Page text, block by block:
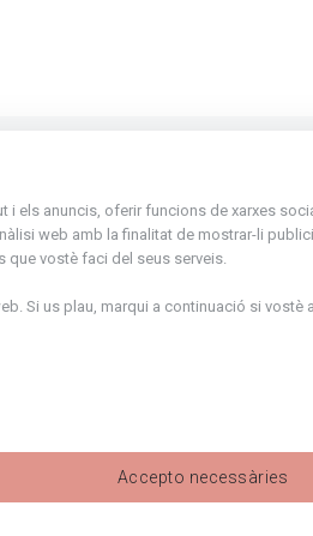
De Dl. a Dv. : de 8 a 16h
els anuncis, oferir funcions de xarxes
web amb la finalitat de mostrar-li
que vostè faci del seus serveis.
Si us plau, marqui a continuació si vostè
Accepto necessàries